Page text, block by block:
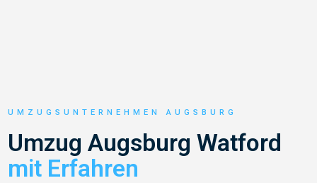
UMZUGSUNTERNEHMEN AUGSBURG
Umzug Augsburg Watford
mit Erfahren